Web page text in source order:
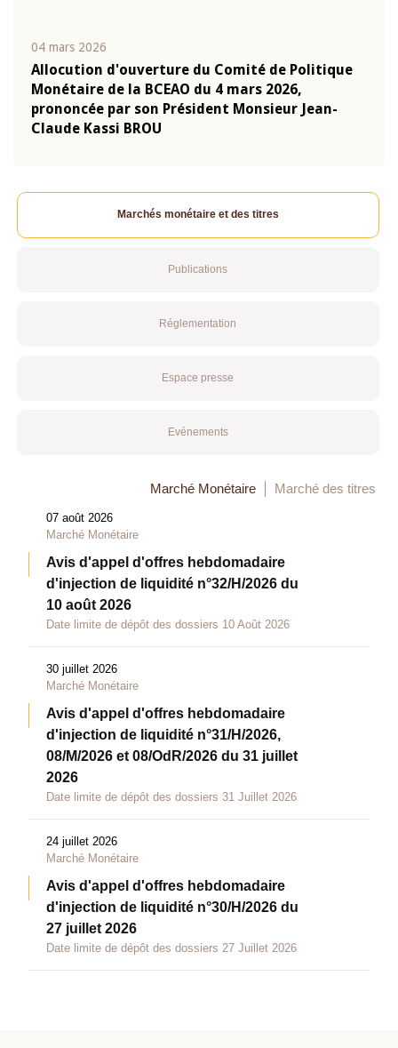
04 mars 2026
Allocution d'ouverture du Comité de Politique
Monétaire de la BCEAO du 4 mars 2026,
prononcée par son Président Monsieur Jean-
Claude Kassi BROU
Marchés monétaire et des titres
Publications
Réglementation
Espace presse
Evénements
Marché Monétaire Marché des titres
07 août 2026
Marché Monétaire
Avis d'appel d'offres hebdomadaire
d'injection de liquidité n°32/H/2026 du
10 août 2026
Date limite de dépôt des dossiers 10 Août 2026
30 juillet 2026
Marché Monétaire
Avis d'appel d'offres hebdomadaire
d'injection de liquidité n°31/H/2026,
08/M/2026 et 08/OdR/2026 du 31 juillet
2026
Date limite de dépôt des dossiers 31 Juillet 2026
24 juillet 2026
Marché Monétaire
Avis d'appel d'offres hebdomadaire
d'injection de liquidité n°30/H/2026 du
27 juillet 2026
Date limite de dépôt des dossiers 27 Juillet 2026